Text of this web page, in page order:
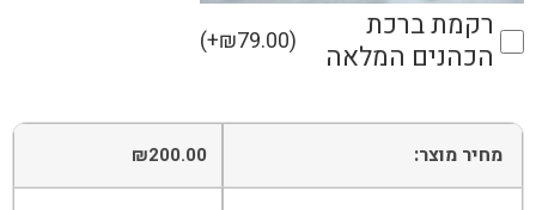
רקמת ברכת
הכהנים המלאה
(+₪79.00)
מחיר מוצר: ₪200.00